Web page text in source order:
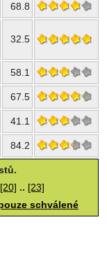
68.8
32.5
58.1
67.5
41.1
84.2
[20] .. [23]
schválené